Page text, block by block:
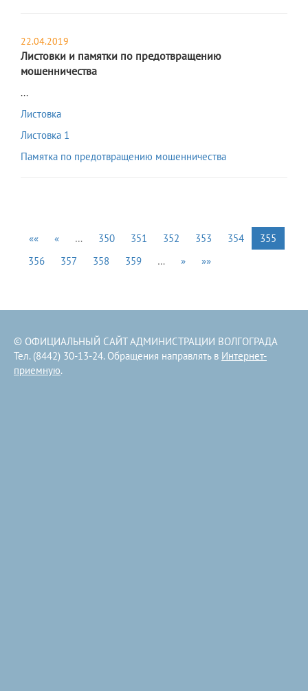
22.04.2019
Листовки и памятки по предотвращению
мошенничества
...
Листовка
Листовка 1
Памятка по предотвращению мошенничества
«« « … 350 351 352 353 354
355
356
357 358 359 … » »»
© ОФИЦИАЛЬНЫЙ САЙТ АДМИНИСТРАЦИИ ВОЛГОГРАДА
Тел. (8442) 30-13-24. Обращения направлять в Интернет-
приемную.